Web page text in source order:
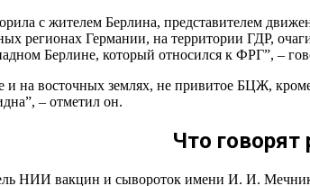
с жителем Берлина, представителем
регионах Германии, на территории ГДР,
Берлине, который относился к ФРГ”, –
и на восточных землях, не привитое БЦЖ,
– отметил он.
Что говорят
НИИ вакцин и сывороток имени И. И.